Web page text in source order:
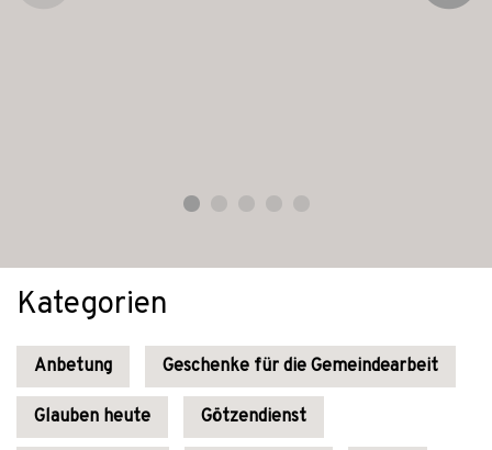
Kategorien
Anbetung Geschenke für die Gemeindearbeit
Glauben heute Götzendienst